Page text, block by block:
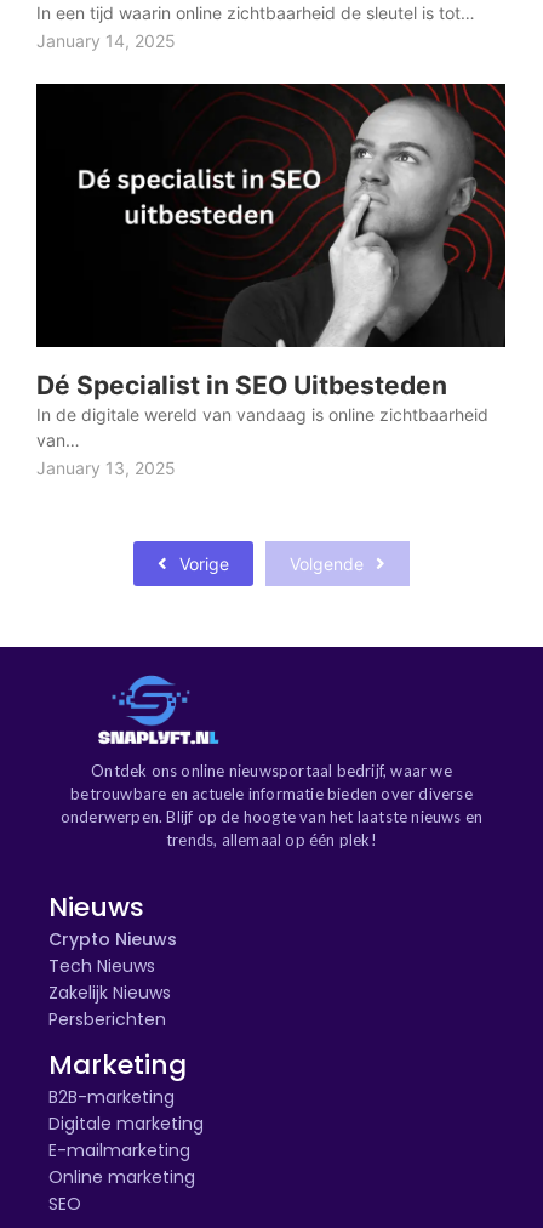
In een tijd waarin online zichtbaarheid de sleutel is tot…
January 14, 2025
Dé Specialist in SEO Uitbesteden
In de digitale wereld van vandaag is online zichtbaarheid
van…
January 13, 2025
Vorige Volgende
Ontdek ons online nieuwsportaal bedrijf, waar we
betrouwbare en actuele informatie bieden over diverse
onderwerpen. Blijf op de hoogte van het laatste nieuws en
trends, allemaal op één plek!
Nieuws
Crypto Nieuws
Tech Nieuws
Zakelijk Nieuws
Persberichten
Marketing
B2B-marketing
Digitale marketing
E-mailmarketing
Online marketing
SEO